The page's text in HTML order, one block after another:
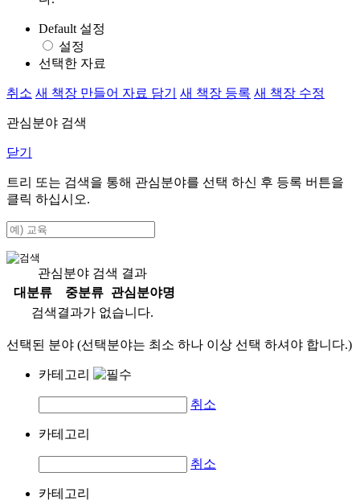
Default 설정
설정
선택한 자료
취소 새 책장 만들어 자료 담기 새 책장 등록 새 책장 수정
관심분야 검색
닫기
트리 또는 검색을 통해 관심분야를 선택 하신 후 등록 버튼을
클릭 하십시오.
관심분야 검색 결과
대분류
중분류
관심분야명
검색결과가 없습니다.
선택된 분야 (선택분야는 최소 하나 이상 선택 하셔야 합니다.)
카테고리
취소
카테고리
취소
카테고리